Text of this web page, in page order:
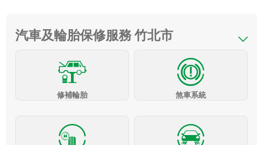
汽車及輪胎保修服務 竹北市
修補輪胎 煞車系統